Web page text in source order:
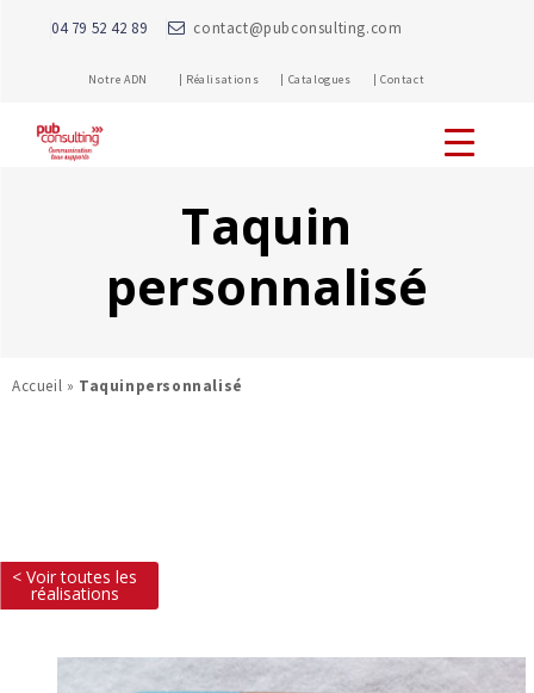
04 79 52 42 89 contact@pubconsulting.com
Notre ADN | Réalisations | Catalogues | Contact
Taquin
personnalisé
Accueil » Taquinpersonnalisé
< Voir toutes les
réalisations